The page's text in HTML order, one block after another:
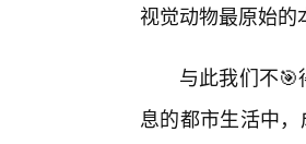
视觉动物最原始
与此我们不
息的都市生活中